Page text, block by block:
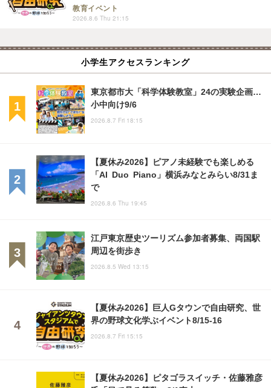
教育イベント
2026.8.6 Thu 21:15
小学生アクセスランキング
東京都市大「科学体験教室」24の実験企画…
小中向け9/6
2026.8.7 Fri 18:15
【夏休み2026】ピアノ未経験でも楽しめる
「AI Duo Piano」横浜みなとみらい8/31ま
で
2026.8.6 Thu 19:45
江戸東京歴史ツーリズム参加者募集、両国駅
周辺を街歩き
2026.8.5 Wed 13:15
【夏休み2026】巨人Gタウンで自由研究、世
界の野球文化学ぶイベント8/15-16
2026.8.7 Fri 15:15
【夏休み2026】ピタゴラスイッチ・佐藤雅彦